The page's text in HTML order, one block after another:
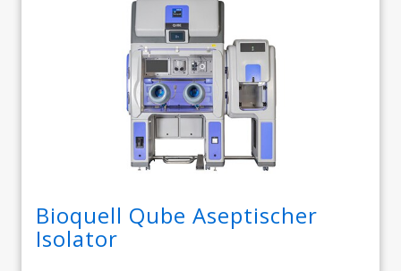
Bioquell Qube Aseptischer
Isolator